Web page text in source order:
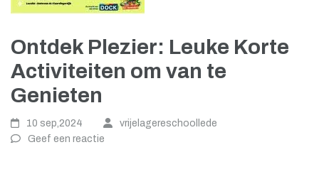
Ontdek Plezier: Leuke Korte
Activiteiten om van te
Genieten
10 sep,2024
vrijelagereschoollede
Geef een reactie